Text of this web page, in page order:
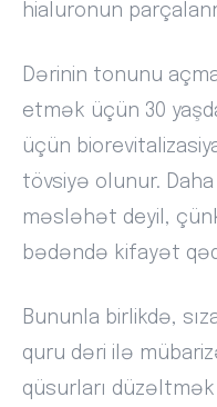
hialuronun
Dərinin tonunu
etmək üçün 30
üçün
tövsiyə olunur.
məsləhət deyil,
bədəndə kifayət
Bununla birlikdə,
quru dəri ilə
qüsurları